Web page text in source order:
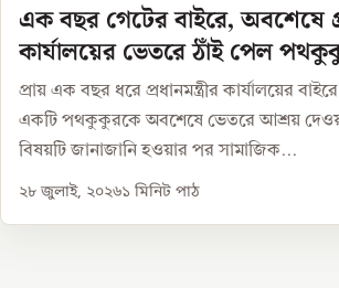
এক বছর গেটের বাইরে, অবশেষে
কার্যালয়ের ভেতরে ঠাঁই পেল
প্রায় এক বছর ধরে প্রধানমন্ত্রীর কার্যালয়ের
একটি পথকুকুরকে অবশেষে ভেতরে আশ্রয়
বিষয়টি জানাজানি হওয়ার পর সামাজিক...
২৮ জুলাই, ২০২৬১ মিনিট পাঠ